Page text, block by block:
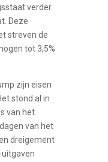
verder
Deze
streven de
tot 3,5%
zijn eisen
stond al in
van het
van het
dreigement